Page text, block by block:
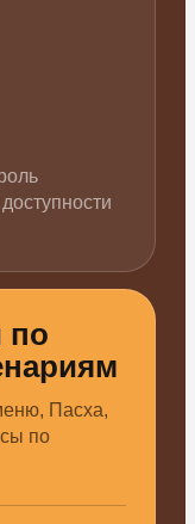
по
Пасха,
по